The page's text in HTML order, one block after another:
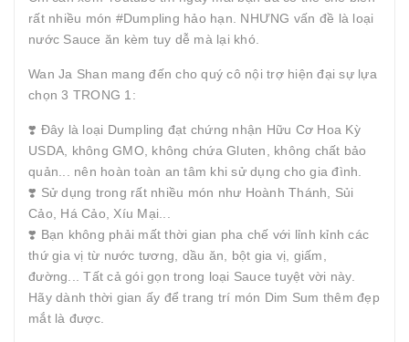
rất nhiều món #Dumpling hảo hạn. NHƯNG vấn đề là loại
nước Sauce ăn kèm tuy dễ mà lại khó.
Wan Ja Shan mang đến cho quý cô nội trợ hiện đại sự lựa
chọn 3 TRONG 1:
❣️ Đây là loại Dumpling đạt chứng nhận Hữu Cơ Hoa Kỳ
USDA, không GMO, không chứa Gluten, không chất bảo
quản... nên hoàn toàn an tâm khi sử dụng cho gia đình.
❣️ Sử dụng trong rất nhiều món như Hoành Thánh, Sủi
Cảo, Há Cảo, Xíu Mại...
❣️ Bạn không phải mất thời gian pha chế với lỉnh kỉnh các
thứ gia vị từ nước tương, dầu ăn, bột gia vị, giấm,
đường... Tất cả gói gọn trong loại Sauce tuyệt vời này.
Hãy dành thời gian ấy để trang trí món Dim Sum thêm đẹp
mắt là được.